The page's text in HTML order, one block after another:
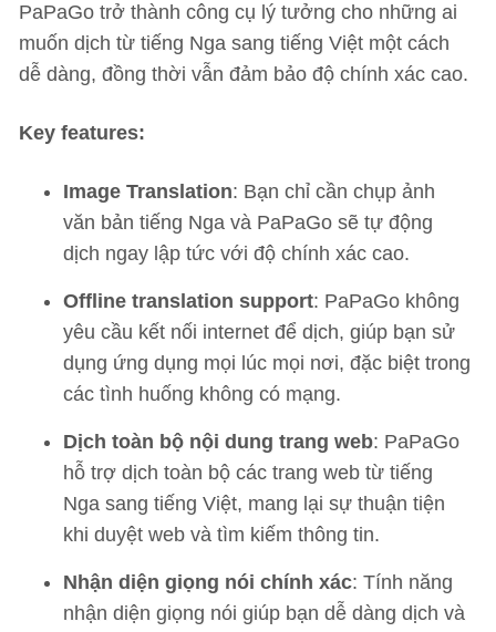
PaPaGo trở thành công cụ lý tưởng cho những ai
muốn dịch từ tiếng Nga sang tiếng Việt một cách
dễ dàng, đồng thời vẫn đảm bảo độ chính xác cao.
Key features:
Image Translation: Bạn chỉ cần chụp ảnh
văn bản tiếng Nga và PaPaGo sẽ tự động
dịch ngay lập tức với độ chính xác cao.
Offline translation support: PaPaGo không
yêu cầu kết nối internet để dịch, giúp bạn sử
dụng ứng dụng mọi lúc mọi nơi, đặc biệt trong
các tình huống không có mạng.
Dịch toàn bộ nội dung trang web: PaPaGo
hỗ trợ dịch toàn bộ các trang web từ tiếng
Nga sang tiếng Việt, mang lại sự thuận tiện
khi duyệt web và tìm kiếm thông tin.
Nhận diện giọng nói chính xác: Tính năng
nhận diện giọng nói giúp bạn dễ dàng dịch và